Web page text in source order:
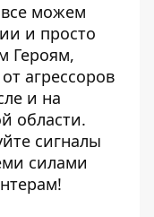
можем
и просто
Героям,
агрессоров
и на
области.
сигналы
силами